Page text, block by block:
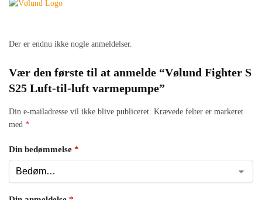
Der er endnu ikke nogle anmeldelser.
Vær den første til at anmelde “Vølund Fighter S
S25 Luft-til-luft varmepumpe”
Din e-mailadresse vil ikke blive publiceret. Krævede felter er markeret
med *
Din bedømmelse *